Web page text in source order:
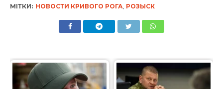
МІТКИ: НОВОСТИ КРИВОГО РОГА РОЗЫСК